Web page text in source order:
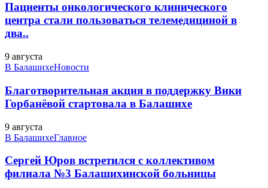
Пациенты онкологического клинического
центра стали пользоваться телемедициной в
два..
9 августа
В БалашихеНовости
Благотворительная акция в поддержку Вики
Горбанёвой стартовала в Балашихе
9 августа
В БалашихеГлавное
Сергей Юров встретился с коллективом
филиала №3 Балашихинской больницы